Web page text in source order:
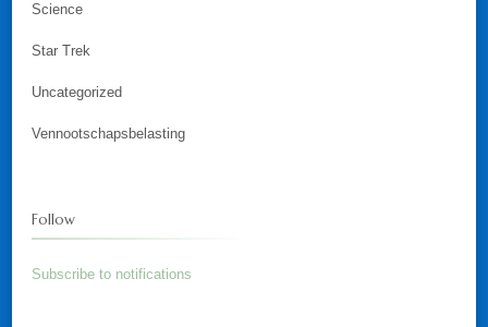
Science
Star Trek
Uncategorized
Vennootschapsbelasting
Follow
Subscribe to notifications